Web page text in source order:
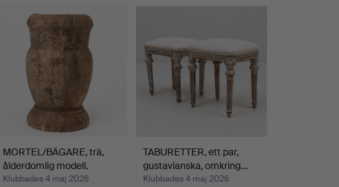
föremål
MORTEL/BÄGARE, trä,
ålderdomlig modell.
Klubbades 4 maj 2026
TABURETTER, ett par,
gustavianska, omkring…
Klubbades 4 maj 2026